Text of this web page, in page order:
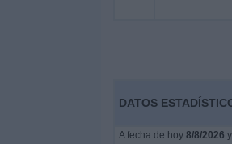
DATOS
A fecha de hoy 8/8/2026